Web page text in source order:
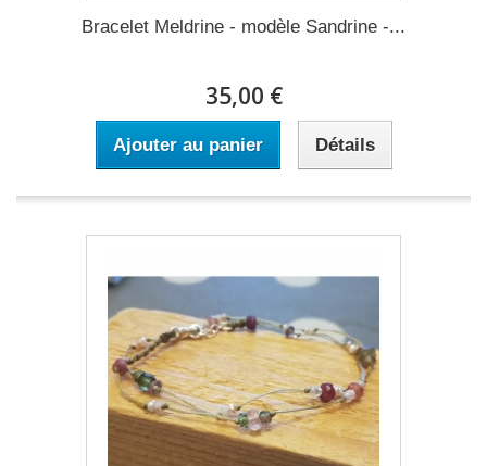
Bracelet Meldrine - modèle Sandrine -...
35,00 €
Ajouter au panier Détails